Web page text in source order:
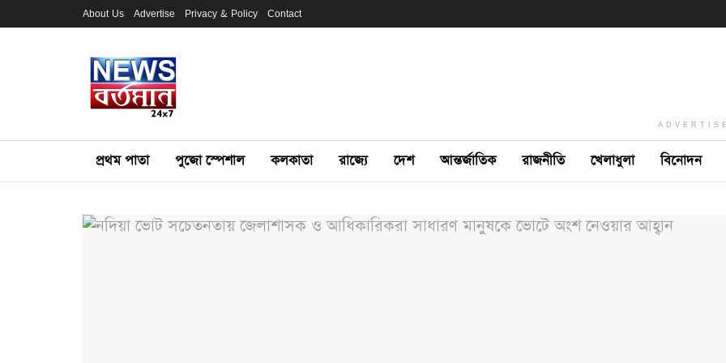
About Us Advertise Privacy & Policy Contact
প্রথম পাতা পুজো স্পেশাল কলকাতা রাজ্যে দেশ আন্তর্জাতিক রাজনীতি খেলাধুলা বিনোদন